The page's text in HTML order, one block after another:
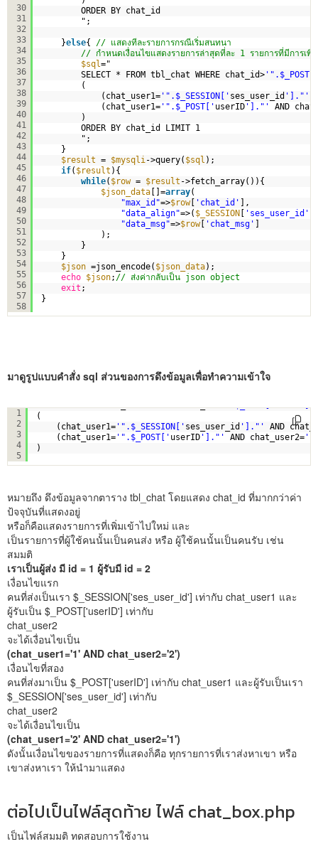
30
31
32
33
34
35
36
37
38
39
40
41
42
43
44
45
46
47
48
49
50
51
52
53
54
55
56
57
58
ORDER BY chat_id
";
}else{ // แสดงทีละรายการกรณีเริ่มสนทนา
// กำหนดเงื่อนไขแสดงรายการล่าสุดที่ละ 1 รายการที่มีการเพิ่
$sql="
SELECT * FROM tbl_chat WHERE chat_id>
(
(chat_user1= '".$_SESSION[' ses_user_id ']."'
(chat_user1= '".$_POST[' userID ']."'
AND
)
ORDER BY chat_id LIMIT 1
";
}
$result = $mysqli ->query( $sql );
if( $result ){
while( $row = $result ->fetch_array()){
$json_data []=array(
"max_id"=>$row[ 'chat_id' ],
"data_align"=>( $_SESSION [ 'ses_user_id'
"data_msg"=>$row[ 'chat_msg' ]
);
}
}
$json =json_encode( $json_data);
echo $json; // ส่งค่ากลับเป็น json object
exit ;
}
มาดูรูปแบบคำสั่ง sql ส่วนของการดึงข้อมูลเพื่อทำความเข้าใจ
1
2
3
4
5
(
(chat_user1= '".$_SESSION[' ses_user_id ']."'
AND
(chat_user1= '".$_POST[' userID ']."' AND chat_user2=
)
หมายถึง ดึงข้อมูลจากตาราง tbl_chat โดยแสดง chat_id ที่มากกว่าค่า
ป้จจุบันที่แสดงอยู่
หรือก็คือแสดงรายการที่เพิ่มเข้าไปใหม่ และ
เป็นรายการที่ผู้ใช้คนนั้นเป็นคนส่ง หรือ ผู้ใช้คนนั้นเป็นคนรับ เช่น
สมมติ
เราเป็นผู้ส่ง มี id = 1 ผู้รับมี id = 2
เงื่อนไขแรก
คนที่ส่งเป็นเรา $_SESSION['ses_user_id'] เท่ากับ chat_user1 และ
ผู้รับเป็น $_POST['userID'] เท่ากับ
chat_user2
จะได้เงื่อนไขเป็น
(chat_user1='1' AND chat_user2='2')
เงื่อนไขที่สอง
คนที่ส่งมาเป็น $_POST['userID'] เท่ากับ chat_user1 และผู้รับเป็นเรา
$_SESSION['ses_user_id'] เท่ากับ
chat_user2
จะได้เงื่อนไขเป็น
(chat_user1='2' AND chat_user2='1')
ดังนั้นเงื่อนไขของรายการที่แสดงก็คือ ทุกรายการที่เราส่งหาเขา หรือ
เขาส่งหาเรา ให้นำมาแสดง
ต่อไปเป็นไฟล์สุดท้าย ไฟล์ chat_box.php
เป็นไฟล์สมมติ ทดสอบการใช้งาน